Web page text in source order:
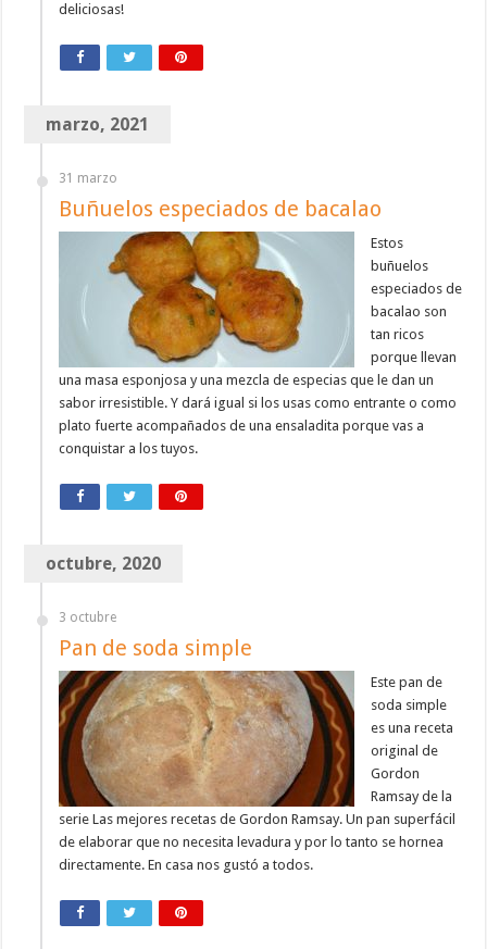
deliciosas!
marzo, 2021
31 marzo
Buñuelos especiados de bacalao
Estos
buñuelos
especiados de
bacalao son
tan ricos
porque llevan
una masa esponjosa y una mezcla de especias que le dan un
sabor irresistible. Y dará igual si los usas como entrante o como
plato fuerte acompañados de una ensaladita porque vas a
conquistar a los tuyos.
octubre, 2020
3 octubre
Pan de soda simple
Este pan de
soda simple
es una receta
original de
Gordon
Ramsay de la
serie Las mejores recetas de Gordon Ramsay. Un pan superfácil
de elaborar que no necesita levadura y por lo tanto se hornea
directamente. En casa nos gustó a todos.